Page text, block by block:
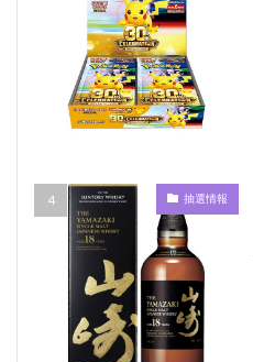
抽選情報